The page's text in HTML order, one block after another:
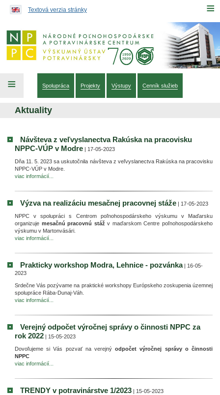
≡
Textová verzia stránky
≡ Spolupráca Projekty Výstupy Cenník služieb
Aktuality
Návšteva z veľvyslanectva Rakúska na pracovisku
NPPC-VÚP v Modre | 17-05-2023
Dňa 11. 5. 2023 sa uskutočnila návšteva z veľvyslanectva Rakúska na pracovisku
NPPC-VÚP v Modre.
viac informácií...
Výzva na realizáciu mesačnej pracovnej stáže | 17-05-2023
NPPC v spolupráci s Centrom poľnohospodárskeho výskumu v Maďarsku
organizuje mesačnú pracovnú stáž v maďarskom Centre poľnohospodárskeho
výskumu v Martonvásári.
viac informácií...
Prakticky workshop Modra, Lehnice - pozvánka| 16-05-
2023
Srdečne Vás pozývame na praktické workshopy Európskeho zoskupenia územnej
spolupráce Rába-Dunaj-Váh.
viac informácií...
Verejný odpočet výročnej správy o činnosti NPPC za
rok 2022 | 15-05-2023
Dovoľujeme si Vás pozvať na verejnýodpočet výročnej správy o činnosti
NPPC
viac informácií...
TRENDY v potravinárstve 1/2023 | 15-05-2023